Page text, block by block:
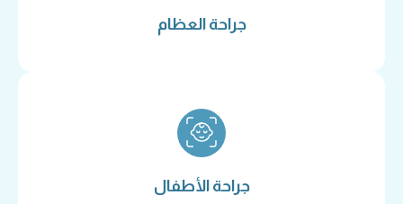
جراحة العظام
جراحة الأطفال